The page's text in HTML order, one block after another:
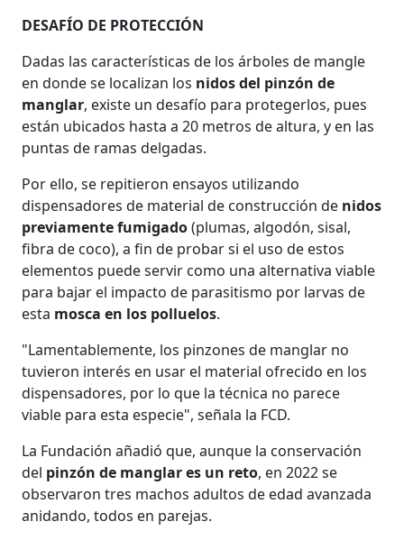
DESAFÍO DE PROTECCIÓN
Dadas las características de los árboles de mangle
en donde se localizan los nidos del pinzón de
manglar, existe un desafío para protegerlos, pues
están ubicados hasta a 20 metros de altura, y en las
puntas de ramas delgadas.
Por ello, se repitieron ensayos utilizando
dispensadores de material de construcción de nidos
previamente fumigado(plumas, algodón, sisal,
fibra de coco), a fin de probar si el uso de estos
elementos puede servir como una alternativa viable
para bajar el impacto de parasitismo por larvas de
esta mosca en los polluelos.
"Lamentablemente, los pinzones de manglar no
tuvieron interés en usar el material ofrecido en los
dispensadores, por lo que la técnica no parece
viable para esta especie", señala la FCD.
La Fundación añadió que, aunque la conservación
del pinzón de manglar es un reto, en 2022 se
observaron tres machos adultos de edad avanzada
anidando, todos en parejas.